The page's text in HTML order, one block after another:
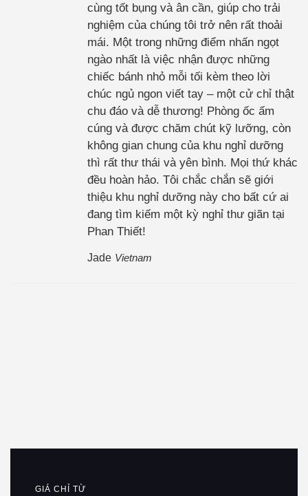
cùng tốt bụng và ân cần, giúp cho trải
nghiệm của chúng tôi trở nên rất thoải
mái. Một trong những điểm nhấn ngọt
ngào nhất là việc nhận được những
chiếc bánh nhỏ mỗi tối kèm theo lời
chúc ngủ ngon viết tay – một cử chỉ thật
chu đáo và dễ thương! Phòng ốc ấm
cúng và được chăm chút kỹ lưỡng, còn
không gian chung của khu nghỉ dưỡng
thì rất thư thái và yên bình. Mọi thứ khác
đều hoàn hảo. Tôi chắc chắn sẽ giới
thiệu khu nghỉ dưỡng này cho bất cứ ai
đang tìm kiếm một kỳ nghỉ thư giãn tại
Phan Thiết!
Jade Vietnam
GIÁ CHỈ TỪ